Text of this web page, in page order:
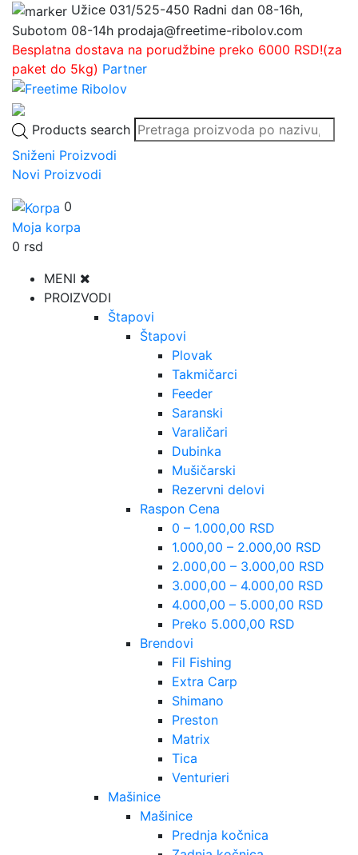
Užice 031/525-450 Radni dan 08-16h,
Subotom 08-14h prodaja@freetime-ribolov.com
Besplatna dostava na porudžbine preko 6000 RSD!(za
paket do 5kg) Partner
Products search
Sniženi Proizvodi
Novi Proizvodi
0
Moja korpa
0 rsd
MENI
PROIZVODI
Štapovi
Štapovi
Plovak
Takmičarci
Feeder
Saranski
Varaličari
Dubinka
Mušičarski
Rezervni delovi
Raspon Cena
0 – 1.000,00 RSD
1.000,00 – 2.000,00 RSD
2.000,00 – 3.000,00 RSD
3.000,00 – 4.000,00 RSD
4.000,00 – 5.000,00 RSD
Preko 5.000,00 RSD
Brendovi
Fil Fishing
Extra Carp
Shimano
Preston
Matrix
Tica
Venturieri
Mašinice
Mašinice
Prednja kočnica